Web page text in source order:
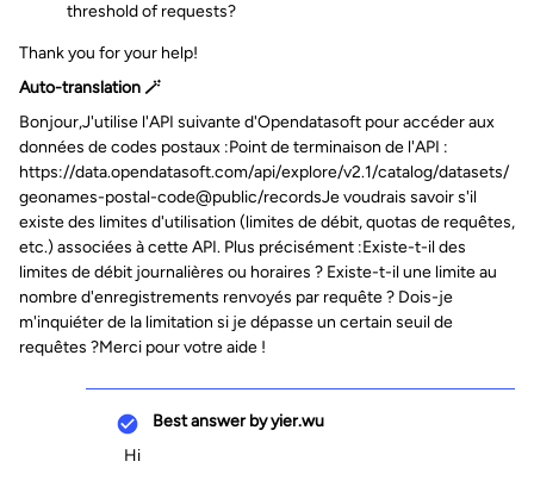
threshold of requests?
Thank you for your help!
Auto-translation 🪄
Bonjour,J'utilise l'API suivante d'Opendatasoft pour accéder aux
données de codes postaux :Point de terminaison de l'API :
https://data.opendatasoft.com/api/explore/v2.1/catalog/datasets/
geonames-postal-code@public/recordsJe voudrais savoir s'il
existe des limites d'utilisation (limites de débit, quotas de requêtes,
etc.) associées à cette API. Plus précisément :Existe-t-il des
limites de débit journalières ou horaires ? Existe-t-il une limite au
nombre d'enregistrements renvoyés par requête ? Dois-je
m'inquiéter de la limitation si je dépasse un certain seuil de
requêtes ?Merci pour votre aide !
Best answer byyier.wu
Hi